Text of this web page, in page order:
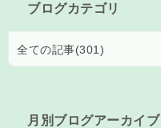
ブログカテゴリ
全ての記事(301)
月別ブログアーカイブ